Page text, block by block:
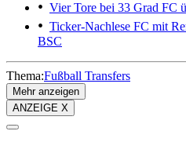
Vier Tore bei 33 Grad FC
Ticker-Nachlese FC mit
BSC
Thema:Fußball Transfers
Mehr anzeigen
ANZEIGE X